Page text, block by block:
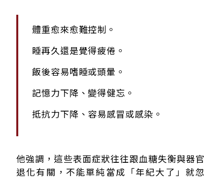
體重愈來愈難控制。
睡再久還是覺得疲倦。
飯後容易嗜睡或頭暈。
記憶力下降、變得健忘。
抵抗力下降、容易感冒或感染。
他強調，這些表面症狀往往跟血糖失衡與器官
退化有關，不能單純當成「年紀大了」就忽